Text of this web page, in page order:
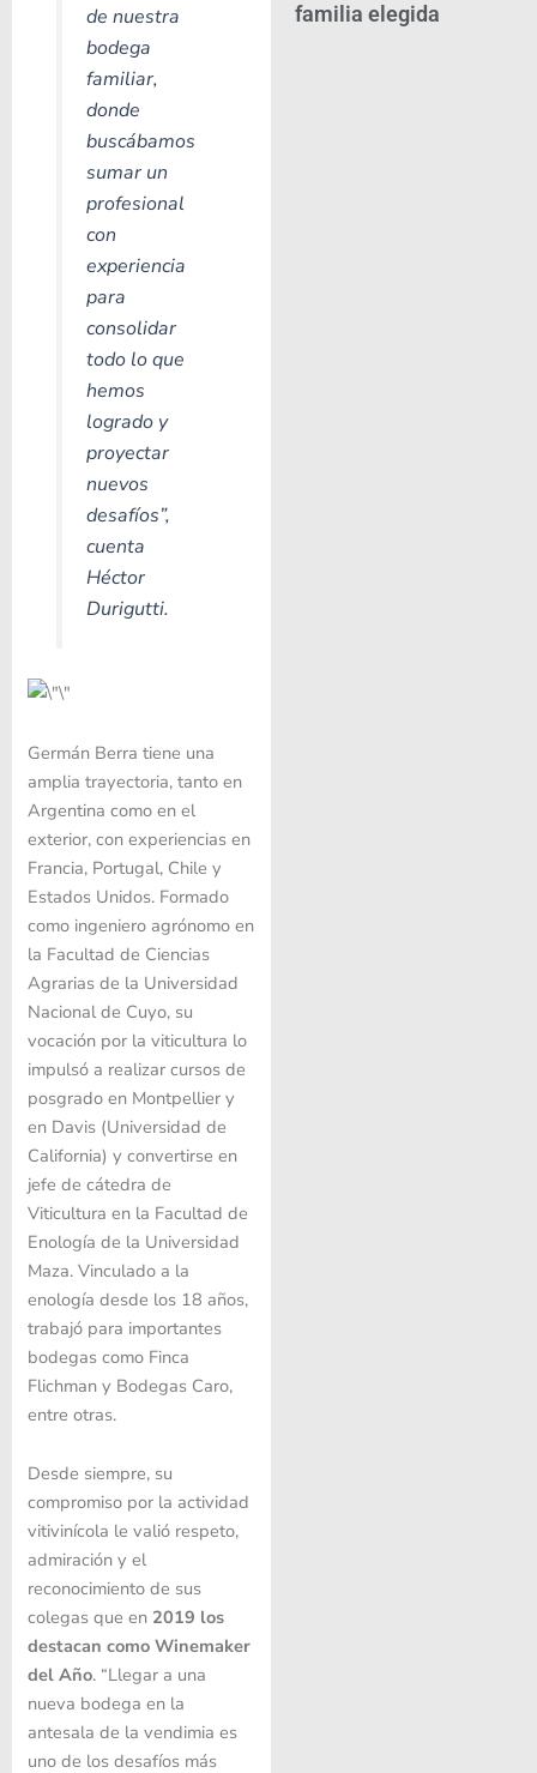
de nuestra
bodega
familiar,
donde
buscábamos
sumar un
profesional
con
experiencia
para
consolidar
todo lo que
hemos
logrado y
proyectar
nuevos
desafíos”,
cuenta
Héctor
Durigutti.
Germán Berra tiene una
amplia trayectoria, tanto en
Argentina como en el
exterior, con experiencias en
Francia, Portugal, Chile y
Estados Unidos. Formado
como ingeniero agrónomo en
la Facultad de Ciencias
Agrarias de la Universidad
Nacional de Cuyo, su
vocación por la viticultura lo
impulsó a realizar cursos de
posgrado en Montpellier y
en Davis (Universidad de
California) y convertirse en
jefe de cátedra de
Viticultura en la Facultad de
Enología de la Universidad
Maza. Vinculado a la
enología desde los 18 años,
trabajó para importantes
bodegas como Finca
Flichman y Bodegas Caro,
entre otras.
Desde siempre, su
compromiso por la actividad
vitivinícola le valió respeto,
admiración y el
reconocimiento de sus
colegas que en 2019 los
destacan como Winemaker
del Año. “Llegar a una
nueva bodega en la
antesala de la vendimia es
uno de los desafíos más
familia elegida